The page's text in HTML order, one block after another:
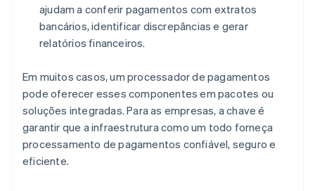
ajudam a conferir pagamentos com extratos
bancários, identificar discrepâncias e gerar
relatórios financeiros.
Em muitos casos, um processador de pagamentos
pode oferecer esses componentes em pacotes ou
soluções integradas. Para as empresas, a chave é
garantir que a infraestrutura como um todo forneça
processamento de pagamentos confiável, seguro e
eficiente.